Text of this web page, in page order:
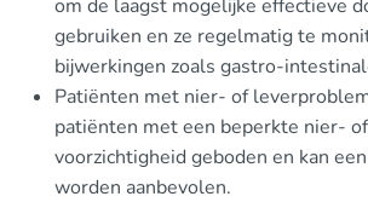
om de laagst mogelijke effectieve
gebruiken en ze regelmatig te
bijwerkingen zoals gastro-
Patiënten met nier- of
patiënten met een beperkte nier-
voorzichtigheid geboden en kan
worden aanbevolen.